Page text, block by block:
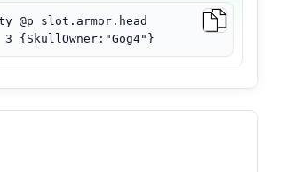
@p slot.armor.head
{SkullOwner:"Gog4"}